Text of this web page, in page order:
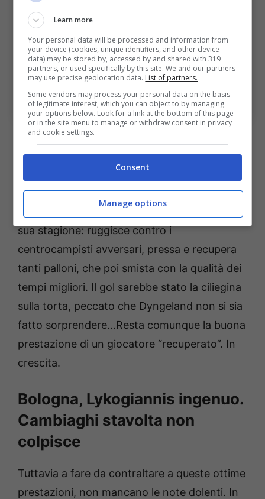
Bologna: Lucumí migliore in campo, Ferguson detta i
ritmi. Bologna Sport News (Photo by Alessandro
Sabattini/Getty Images Via OneFootball)
Dopo un periodo decisamente complicato,
Fergusonera chiamato a dare risposte
importanti, anche in virtù dell’infortunio
occorso a Freuler. E così è stato.
Verosimilmente la miglior prestazione della
sua stagione: ruggisce contro i
centrocampisti avversari, pressa e recupera
tanti palloni, che poi smista con la qualità dei
tempi migliori. Il gol sarebbe stato la ciliegina
sulla torta, peccato che Dyngeland non si sia
fatto sorprendere…Resta comunque la buona
prestazione di un giocatore “recuperato”. In
crescita.
Bologna, Lykogiannis ingenuo.
Cambiaghi stavolta non
colpisce
Tuttavia a fare da contraltare a queste ottime
prestazioni, non mancano le note dolenti. In
Learn more
Your personal data will be processed and information from
your device (cookies, unique identifiers, and other device
data) may be stored by, accessed by and shared with 319
partners, or used specifically by this site. We and our partners
may use precise geolocation data. List of partners.
Some vendors may process your personal data on the basis
of legitimate interest, which you can object to by managing
your options below. Look for a link at the bottom of this page
or in the site menu to manage or withdraw consent in privacy
and cookie settings.
Consent
Manage options